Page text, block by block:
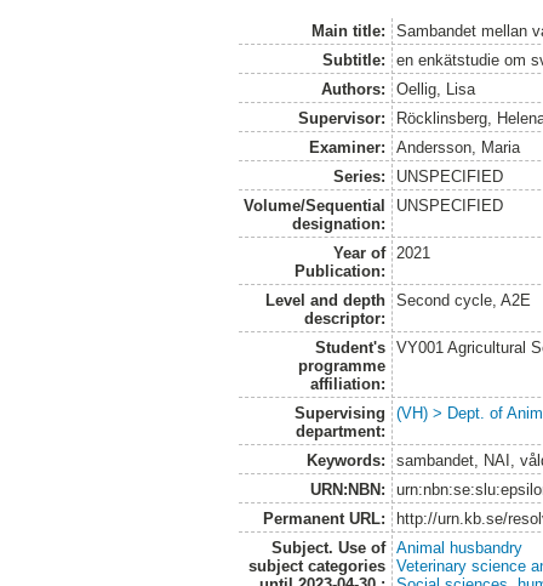
Main title:
Sambandet mellan
Subtitle:
en enkätstudie om
Authors:
Oellig, Lisa
Supervisor:
Röcklinsberg,
Examiner:
Andersson, Maria
Series:
UNSPECIFIED
Volume/Sequential
designation:
UNSPECIFIED
Year of
Publication:
2021
Level and depth
descriptor:
Second cycle, A2E
Student's
programme
affiliation:
VY001 Agricultural
Supervising
department:
(VH) > Dept. of
Keywords:
sambandet, NAI,
URN:NBN:
Permanent URL:
http://urn.kb.se/
Subject. Use of
subject categories
Animal husbandry
Veterinary science